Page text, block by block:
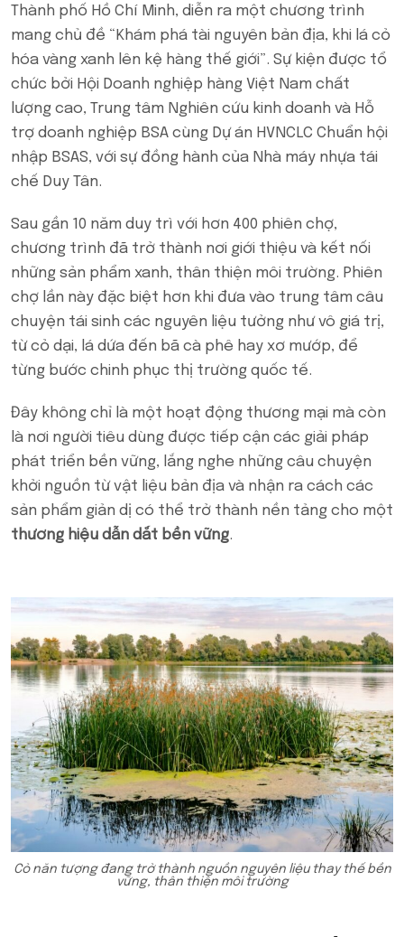
Thành phố Hồ Chí Minh, diễn ra một chương trình
mang chủ đề “Khám phá tài nguyên bản địa, khi lá cỏ
hóa vàng xanh lên kệ hàng thế giới”. Sự kiện được tổ
chức bởi Hội Doanh nghiệp hàng Việt Nam chất
lượng cao, Trung tâm Nghiên cứu kinh doanh và Hỗ
trợ doanh nghiệp BSA cùng Dự án HVNCLC Chuẩn hội
nhập BSAS, với sự đồng hành của Nhà máy nhựa tái
chế Duy Tân.
Sau gần 10 năm duy trì với hơn 400 phiên chợ,
chương trình đã trở thành nơi giới thiệu và kết nối
những sản phẩm xanh, thân thiện môi trường. Phiên
chợ lần này đặc biệt hơn khi đưa vào trung tâm câu
chuyện tái sinh các nguyên liệu tưởng như vô giá trị,
từ cỏ dại, lá dứa đến bã cà phê hay xơ mướp, để
từng bước chinh phục thị trường quốc tế.
Đây không chỉ là một hoạt động thương mại mà còn
là nơi người tiêu dùng được tiếp cận các giải pháp
phát triển bền vững, lắng nghe những câu chuyện
khởi nguồn từ vật liệu bản địa và nhận ra cách các
sản phẩm giản dị có thể trở thành nền tảng cho một
thương hiệu dẫn dắt bền vững.
Cỏ năn tượng đang trở thành nguồn nguyên liệu thay thế bền
vững, thân thiện môi trường